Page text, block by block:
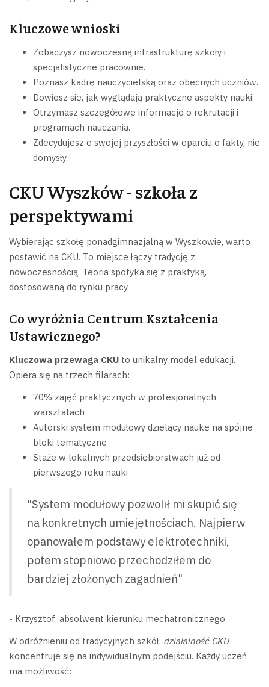
Kluczowe wnioski
Zobaczysz nowoczesną infrastrukturę szkoły i
specjalistyczne pracownie.
Poznasz kadrę nauczycielską oraz obecnych uczniów.
Dowiesz się, jak wyglądają praktyczne aspekty nauki.
Otrzymasz szczegółowe informacje o rekrutacji i
programach nauczania.
Zdecydujesz o swojej przyszłości w oparciu o fakty, nie
domysły.
CKU Wyszków - szkoła z
perspektywami
Wybierając szkołę ponadgimnazjalną w Wyszkowie, warto
postawić na CKU. To miejsce łączy tradycję z
nowoczesnością. Teoria spotyka się z praktyką,
dostosowaną do rynku pracy.
Co wyróżnia Centrum Kształcenia
Ustawicznego?
Kluczowa przewaga CKU to unikalny model edukacji.
Opiera się na trzech filarach:
70% zajęć praktycznych w profesjonalnych
warsztatach
Autorski system modułowy dzielący naukę na spójne
bloki tematyczne
Staże w lokalnych przedsiębiorstwach już od
pierwszego roku nauki
"System modułowy pozwolił mi skupić się
na konkretnych umiejętnościach. Najpierw
opanowałem podstawy elektrotechniki,
potem stopniowo przechodziłem do
bardziej złożonych zagadnień"
- Krzysztof, absolwent kierunku mechatronicznego
W odróżnieniu od tradycyjnych szkół, działalność CKU
koncentruje się na indywidualnym podejściu. Każdy uczeń
ma możliwość: